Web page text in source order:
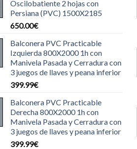
Oscilobatiente 2 hojas con
Persiana (PVC) 1500X2185
650.00€
Balconera PVC Practicable
Izquierda 800X2000 1h con
Manivela Pasada y Cerradura con
3 juegos de llaves y peana inferior
399.99€
Balconera PVC Practicable
Derecha 800X2000 1h con
Manivela Pasada y Cerradura con
3 juegos de llaves y peana inferior
399.99€